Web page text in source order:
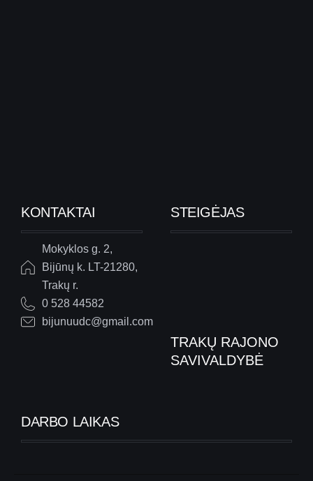
KONTAKTAI
Mokyklos g. 2,
Bijūnų k. LT-21280,
Trakų r.
0 528 44582
bijunuudc@gmail.com
STEIGĖJAS
TRAKŲ RAJONO
SAVIVALDYBĖ
DARBO LAIKAS